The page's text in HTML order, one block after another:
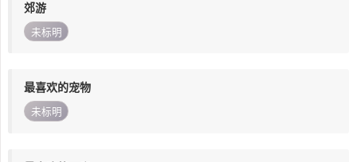
郊游
未标明
最喜欢的宠物
未标明